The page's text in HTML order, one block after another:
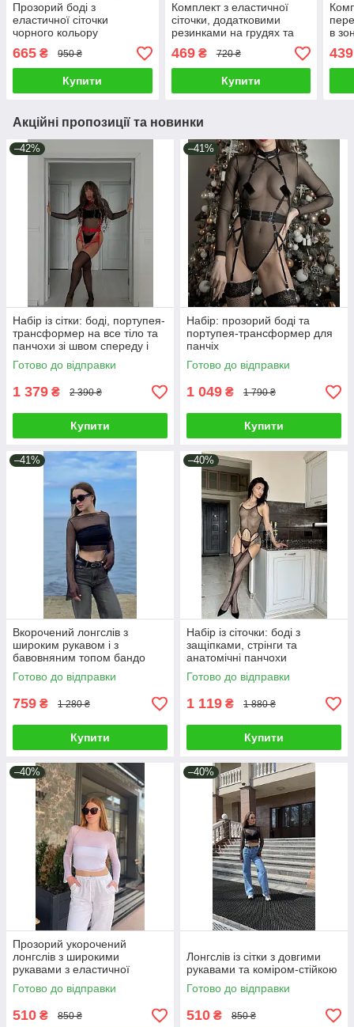
Прозорий боді з
еластичної сіточки
чорного кольору
665 ₴ 950 ₴
Купити
Комплект з еластичної
сіточки, додатковими
резинками на грудях та
трусиками з відкритим
доступом
469₴ 720 ₴
Купити
в
талії
439
Акційні пропозиції та новинки
–42%
Набір із сітки: боді, портупея-
трансформер на все тіло та
панчохи зі швом спереду і
ззаду
Готово до відправки
1 379 ₴ 2 390 ₴
Купити
–41%
Набір: прозорий боді та
портупея-трансформер для
панчіх
Готово до відправки
1 049 ₴ 1 790 ₴
Купити
–41%
Вкорочений лонгслів з
широким рукавом і з
бавовняним топом бандо
Готово до відправки
759 ₴ 1 280 ₴
Купити
–40%
Набір із сіточки: боді з
защіпками, стрінги та
анатомічні панчохи
Готово до відправки
1 119 ₴ 1 880 ₴
Купити
–40%
Прозорий укорочений
лонгслів з широкими
рукавами з еластичної
сіточки
Готово до відправки
510 ₴ 850 ₴
–40%
Лонгслів із сітки з довгими
рукавами та коміром-стійкою
Готово до відправки
510 ₴ 850 ₴